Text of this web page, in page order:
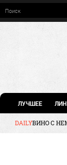
ЛУЧШЕЕ
DAILYВИНО С